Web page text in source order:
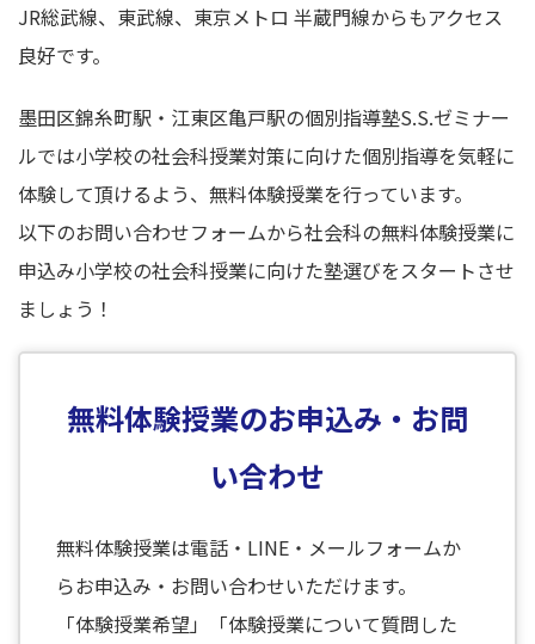
JR総武線、東武線、東京メトロ 半蔵門線からもアクセス
良好です。
墨田区錦糸町駅・江東区亀戸駅の個別指導塾S.S.ゼミナー
ルでは小学校の社会科授業対策に向けた個別指導を気軽に
体験して頂けるよう、無料体験授業を行っています。
以下のお問い合わせフォームから社会科の無料体験授業に
申込み小学校の社会科授業に向けた塾選びをスタートさせ
ましょう！
無料体験授業のお申込み・お問
い合わせ
無料体験授業は電話・LINE・メールフォームか
らお申込み・お問い合わせいただけます。
「体験授業希望」「体験授業について質問した